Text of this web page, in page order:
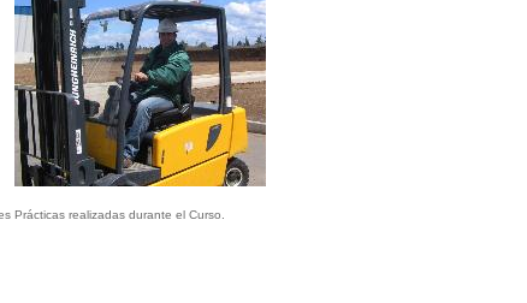
Prácticas realizadas durante el Curso.